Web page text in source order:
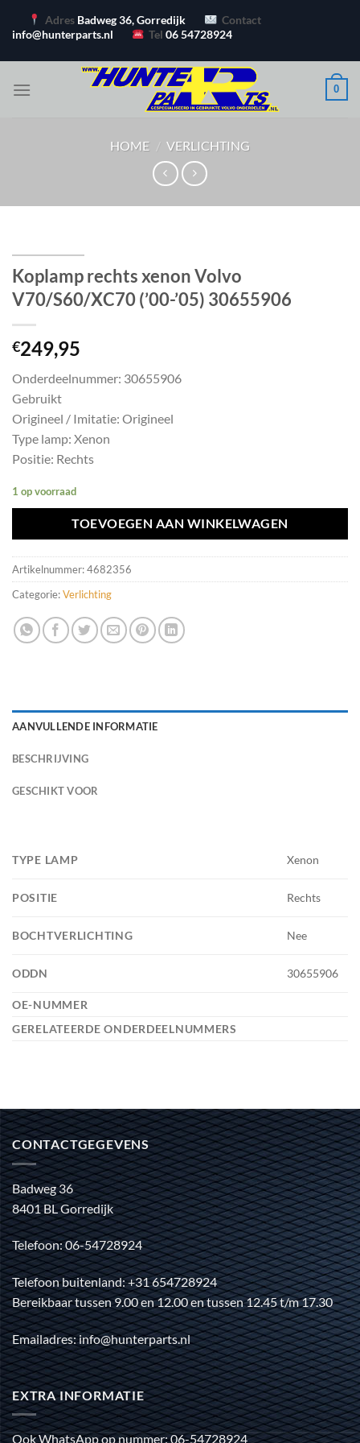
naar
Adres Badweg 36, Gorredijk
Contact
info@hunterparts.nl
Tel06 54728924
0
HOME / VERLICHTING
Koplamp rechts xenon Volvo
V70/S60/XC70 (’00-’05) 30655906
€249,95
Onderdeelnummer: 30655906
Gebruikt
Origineel / Imitatie: Origineel
Type lamp: Xenon
Positie: Rechts
1 op voorraad
TOEVOEGEN AAN WINKELWAGEN
Artikelnummer:4682356
Categorie:Verlichting
AANVULLENDE INFORMATIE
BESCHRIJVING
GESCHIKT VOOR
TYPE LAMP Xenon
POSITIE Rechts
BOCHTVERLICHTING Nee
ODDN 30655906
OE-NUMMER
GERELATEERDE ONDERDEELNUMMERS
CONTACTGEGEVENS
Badweg 36
8401 BL Gorredijk
Telefoon: 06-54728924
Telefoon buitenland: +31 654728924
Bereikbaar tussen 9.00 en 12.00 en tussen 12.45 t/m 17.30
Emailadres: info@hunterparts.nl
EXTRA INFORMATIE
Ook WhatsApp op nummer: 06-54728924